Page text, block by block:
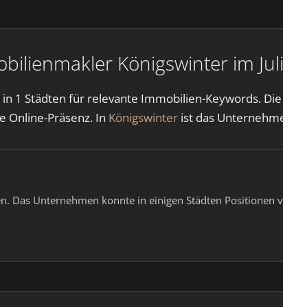
Königswinter im
1 Städten für relevante Immobilien-Keywords.
Online-Präsenz. In Königswinter ist das
Das Unternehmen konnte in einigen Städten Positionen